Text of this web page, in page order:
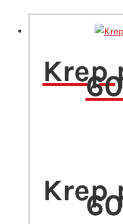
Krep
Krep